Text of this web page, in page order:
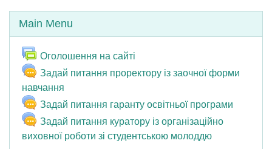
Skip Main menu
Main Menu
Оголошення на сайті
Задай питання проректору із заочної форми
навчання
Задай питання гаранту освітньої програми
Задай питання куратору із організаційно
виховної роботи зі студентською молоддюChat